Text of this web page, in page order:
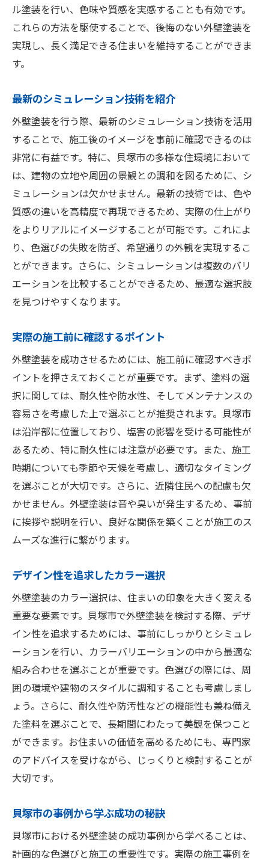
ル塗装を行い、色味や質感を実感することも有効です。
これらの方法を駆使することで、後悔のない外壁塗装を
実現し、長く満足できる住まいを維持することができま
す。
最新のシミュレーション技術を紹介
外壁塗装を行う際、最新のシミュレーション技術を活用
することで、施工後のイメージを事前に確認できるのは
非常に有益です。特に、貝塚市の多様な住環境において
は、建物の立地や周囲の景観との調和を図るために、シ
ミュレーションは欠かせません。最新の技術では、色や
質感の違いを高精度で再現できるため、実際の仕上がり
をよりリアルにイメージすることが可能です。これによ
り、色選びの失敗を防ぎ、希望通りの外観を実現するこ
とができます。さらに、シミュレーションは複数のバリ
エーションを比較することができるため、最適な選択肢
を見つけやすくなります。
実際の施工前に確認するポイント
外壁塗装を成功させるためには、施工前に確認すべきポ
イントを押さえておくことが重要です。まず、塗料の選
択に関しては、耐久性や防水性、そしてメンテナンスの
容易さを考慮した上で選ぶことが推奨されます。貝塚市
は沿岸部に位置しており、塩害の影響を受ける可能性が
あるため、特に耐久性には注意が必要です。また、施工
時期についても季節や天候を考慮し、適切なタイミング
を選ぶことが大切です。さらに、近隣住民への配慮も欠
かせません。外壁塗装は音や臭いが発生するため、事前
に挨拶や説明を行い、良好な関係を築くことが施工のス
ムーズな進行に繋がります。
デザイン性を追求したカラー選択
外壁塗装のカラー選択は、住まいの印象を大きく変える
重要な要素です。貝塚市で外壁塗装を検討する際、デザ
イン性を追求するためには、事前にしっかりとシミュレ
ーションを行い、カラーバリエーションの中から最適な
組み合わせを選ぶことが重要です。色選びの際には、周
囲の環境や建物のスタイルに調和することも考慮しまし
ょう。さらに、耐久性や防汚性などの機能性も兼ね備え
た塗料を選ぶことで、長期間にわたって美観を保つこと
ができます。お住まいの価値を高めるためにも、専門家
のアドバイスを受けながら、じっくりと検討することが
大切です。
貝塚市の事例から学ぶ成功の秘訣
貝塚市における外壁塗装の成功事例から学べることは、
計画的な色選びと施工の重要性です。実際の施工事例を